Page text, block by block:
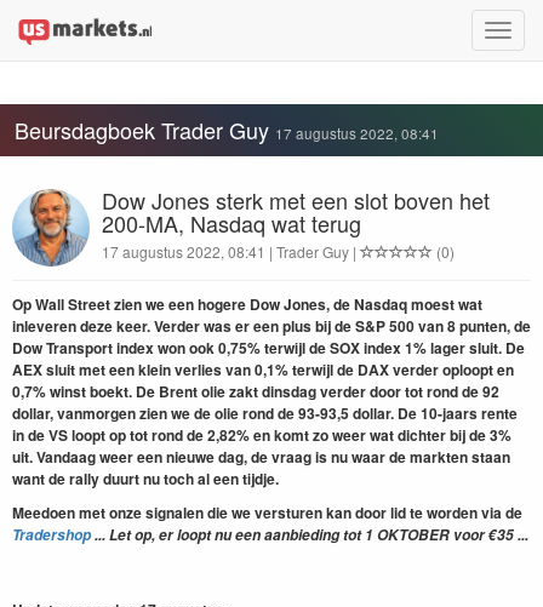
Toggle
Beursdagboek Trader Guy 17 augustus 2022, 08:41
Dow Jones sterk met een slot boven het
200-MA, Nasdaq wat terug
17 augustus 2022, 08:41 | Trader Guy | (0)
Op Wall Street zien we een hogere Dow Jones, de Nasdaq moest wat
inleveren deze keer. Verder was er een plus bij de S&P 500 van 8 punten, de
Dow Transport index won ook 0,75% terwijl de SOX index 1% lager sluit. De
AEX sluit met een klein verlies van 0,1% terwijl de DAX verder oploopt en
0,7% winst boekt. De Brent olie zakt dinsdag verder door tot rond de 92
dollar, vanmorgen zien we de olie rond de 93-93,5 dollar. De 10-jaars rente
in de VS loopt op tot rond de 2,82% en komt zo weer wat dichter bij de 3%
uit. Vandaag weer een nieuwe dag, de vraag is nu waar de markten staan
want de rally duurt nu toch al een tijdje.
Meedoen met onze signalen die we versturen kan door lid te wordenvia de
Tradershop... Let op, er loopt nu een aanbieding tot 1 OKTOBER voor €35 ...